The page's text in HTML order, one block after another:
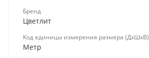
Бренд
Цветлит
Код единицы измерения размера (ДхШхВ)
Метр